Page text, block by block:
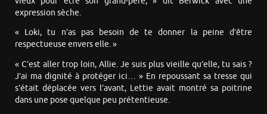
expression sèche.
« Loki, tu n’as pas besoin de te donner la peine d’être
respectueuse envers elle. »
« C’est aller trop loin, Allie. Je suis plus vieille qu’elle, tu sais ?
J’ai ma dignité à protéger ici… » En repoussant sa tresse qui
s’était déplacée vers l’avant, Lettie avait montré sa poitrine
dans une pose quelque peu prétentieuse.